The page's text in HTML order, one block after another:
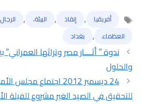
الوسوم
أفريقيا , إنقاذ , البيئة، , الرجال
العظماء , بغداد
ندوة ” أثــــار مصر وتراثها العمراني”
والحلول
24 ديسمبر 2012 اجتماع
للتحقيق في الصيد الغير مشروع للفيلة